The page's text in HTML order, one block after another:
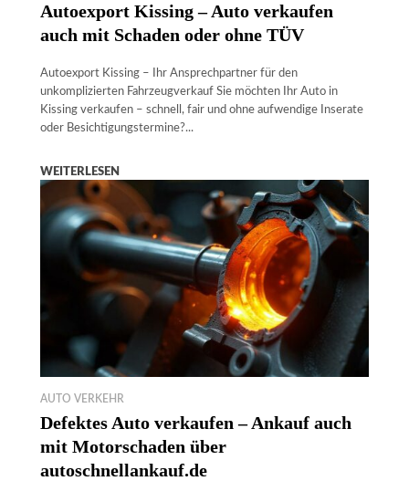
Autoexport Kissing – Auto verkaufen
auch mit Schaden oder ohne TÜV
Autoexport Kissing – Ihr Ansprechpartner für den
unkomplizierten Fahrzeugverkauf Sie möchten Ihr Auto in
Kissing verkaufen – schnell, fair und ohne aufwendige Inserate
oder Besichtigungstermine?...
WEITERLESEN
AUTO VERKEHR
Defektes Auto verkaufen – Ankauf auch
mit Motorschaden über
autoschnellankauf.de